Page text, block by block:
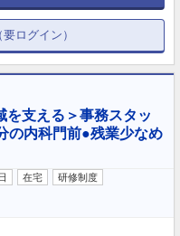
ログイン）
を支える＞事務スタッ
の内科門前●残業少なめ
在宅
研修制度